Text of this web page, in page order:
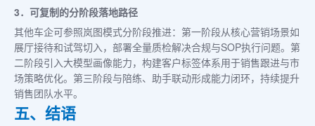
3．可复制的分阶段落地路径
其他车企可参照岚图模式分阶段推进：第一阶段从核心营销场景如
展厅接待和试驾切入，部署全量质检解决合规与SOP执行问题。第
二阶段引入大模型画像能力，构建客户标签体系用于销售跟进与市
场策略优化。第三阶段与陪练、助手联动形成能力闭环，持续提升
销售团队水平。
五、结语